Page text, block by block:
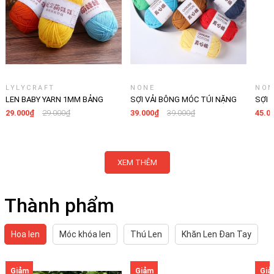
LYLYCRAFT
LEN BABY YARN 1MM BẢNG
MÀU 2
29.000₫ 29.000₫
NONE
SỢI VẢI BÔNG MÓC TÚI NẶNG
50G KÍCH THƯỚC SỢI 4MM
39.000₫ 39.000₫
SỢI
XEM THÊM
Thành phẩm
Hoa len Móc khóa len Thú Len Khăn Len Đan Tay